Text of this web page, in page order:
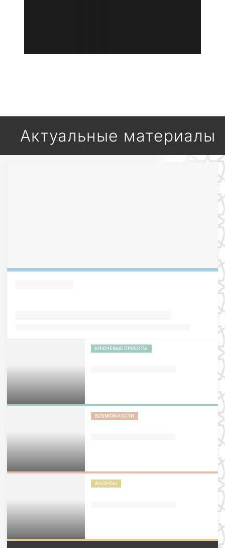
Актуальные материалы
КЛЮЧЕВЫЕ ПРОЕКТЫ
ВОЗМОЖНОСТИ
АНОНСЫ